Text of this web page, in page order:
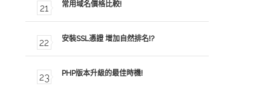
常用域名價格比較!
安裝SSL憑證 增加自然排名!?
PHP版本升級的最佳時機!